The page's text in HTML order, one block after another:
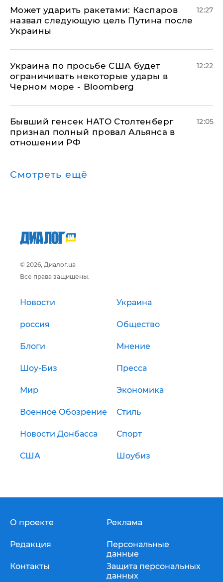
Может ударить ракетами: Каспаров
назвал следующую цель Путина после
Украины
12:27
Украина по просьбе США будет
ограничивать некоторые удары в
Черном море - Bloomberg
12:22
Бывший генсек НАТО Столтенберг
признал полный провал Альянса в
отношении РФ
12:05
Смотреть ещё
© 2026, Диалог.ua
Все права защищены.
Новости Украина
россия Общество
Блоги Мнение
Шоу-Биз Пресса
Мир Экономика
Военное Обозрение Стиль
Новости Донбасса Спорт
США Шоубиз
О проекте
Редакция
Контакты
Реклама
Персональные
данные
Защита персональных
данных